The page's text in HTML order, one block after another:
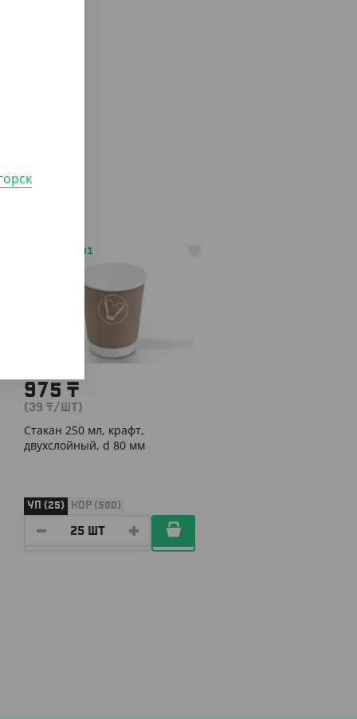
АРТ. 1205801
975 ₸
(39 ₸/ШТ)
Стакан 250 мл, крафт,
двухслойный, d 80 мм
УП (25) КОР (500)